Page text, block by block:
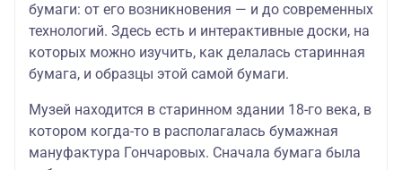
бумаги: от его возникновения — и до современных
технологий. Здесь есть и интерактивные доски, на
которых можно изучить, как делалась старинная
бумага, и образцы этой самой бумаги.
Музей находится в старинном здании 18-го века, в
котором когда-то в располагалась бумажная
мануфактура Гончаровых. Сначала бумага была